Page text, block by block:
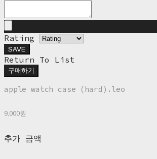
Rating
SAVE
Return To List
구매하기
apple watch case (hard).leo
9,000원
추가 금액